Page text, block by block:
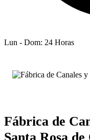
Lun - Dom: 24 Horas
Fábrica de